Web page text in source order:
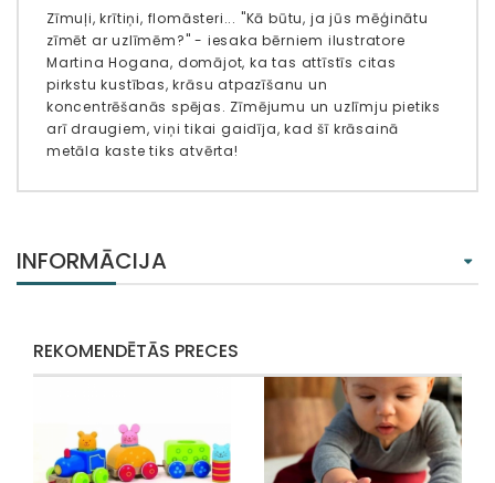
Zīmuļi, krītiņi, flomāsteri... "Kā būtu, ja jūs mēģinātu
zīmēt ar uzlīmēm?" - iesaka bērniem ilustratore
Martina Hogana, domājot, ka tas attīstīs citas
pirkstu kustības, krāsu atpazīšanu un
koncentrēšanās spējas. Zīmējumu un uzlīmju pietiks
arī draugiem, viņi tikai gaidīja, kad šī krāsainā
metāla kaste tiks atvērta!
INFORMĀCIJA
REKOMENDĒTĀS PRECES